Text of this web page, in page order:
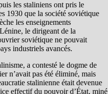
les staliniens ont pris le
1930 que la société soviétique
les enseignements
le dirigeant de la
soviétique ne pouvait
industriels avancés.
a contesté le dogme de
n’avait pas été éliminé, mais
stalinienne était devenue
effectif du pouvoir d’État, miné